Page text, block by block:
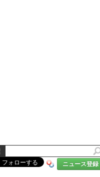
ニュース登録